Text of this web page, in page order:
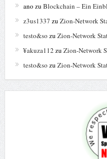
ano zu Blockchain – Ein
z3us1337 zu Zion-Network
testo&so zu Zion-Network
¥akuza112 zu Zion-Network
testo&so zu Zion-Network